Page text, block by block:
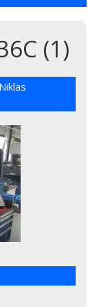
(1)
Niklas